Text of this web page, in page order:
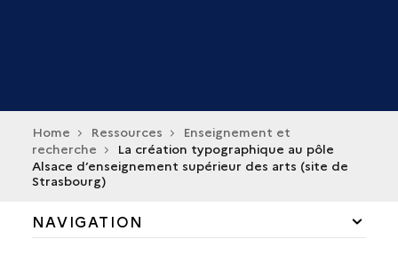
Home Ressources
Enseignement et
recherche
La création typographique au pôle
Alsace d’enseignement supérieur des arts (site de
Strasbourg)
NAVIGATION